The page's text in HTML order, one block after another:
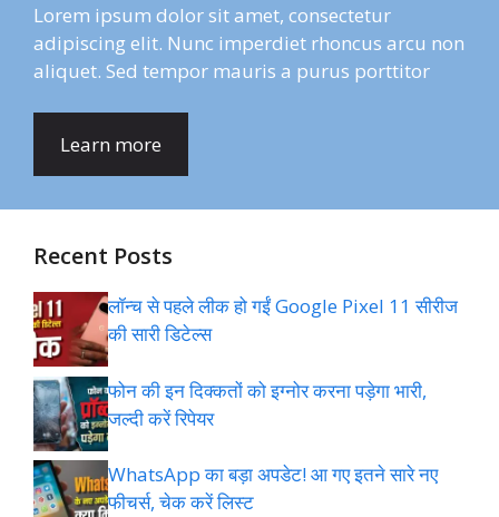
Lorem ipsum dolor sit amet, consectetur
adipiscing elit. Nunc imperdiet rhoncus arcu non
aliquet. Sed tempor mauris a purus porttitor
Learn more
Recent Posts
लॉन्च से पहले लीक हो गईं Google Pixel 11 सीरीज
की सारी डिटेल्स
फोन की इन दिक्कतों को इग्नोर करना पड़ेगा भारी,
जल्दी करें रिपेयर
WhatsApp का बड़ा अपडेट! आ गए इतने सारे नए
फीचर्स, चेक करें लिस्ट